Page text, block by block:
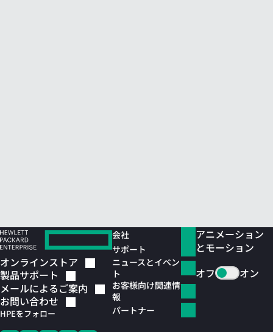
オンラインストア
製品サポート
メールによるご案内
お問い合わせ
HPEをフォロー
会社
サポート
ニュースとイベン
ト
お客様向け関連情
報
パートナー
アニメーション
とモーション
オフ
オン